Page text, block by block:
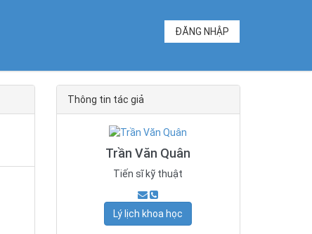
ĐĂNG NHẬP
Thông tin tác giả
Trần Văn Quân
Tiến sĩ kỹ thuật
Lý lịch khoa học